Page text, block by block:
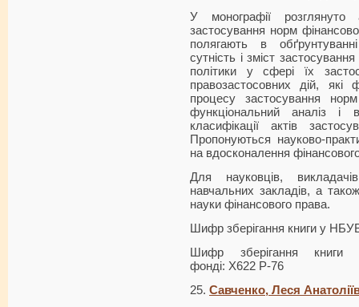
У монографії розглянуто
застосування норм
полягають в
сутність і зміст
політики у сфері їх
правозастосовних дій, які
процесу застосування
функціональний аналіз і
класифікації актів
Пропонуються науково-
на вдосконалення
Для науковців,
навчальних закладів, а
науки фінансового права.
Шифр зберігання книги у
Шифр зберігання книги
фонді: Х622 Р-76
25. Савченко, Леся